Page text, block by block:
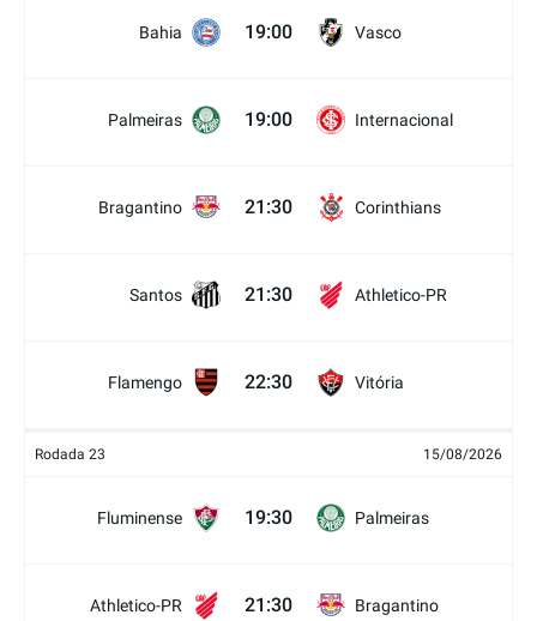
Bahia 19:00 Vasco
Palmeiras 19:00 Internacional
Bragantino 21:30 Corinthians
Santos 21:30 Athletico-PR
Flamengo 22:30 Vitória
Rodada 23 15/08/2026
Fluminense 19:30 Palmeiras
Athletico-PR 21:30 Bragantino